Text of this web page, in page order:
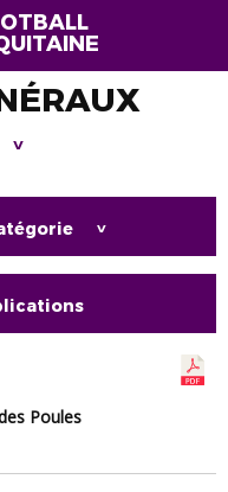
>
>
Poules